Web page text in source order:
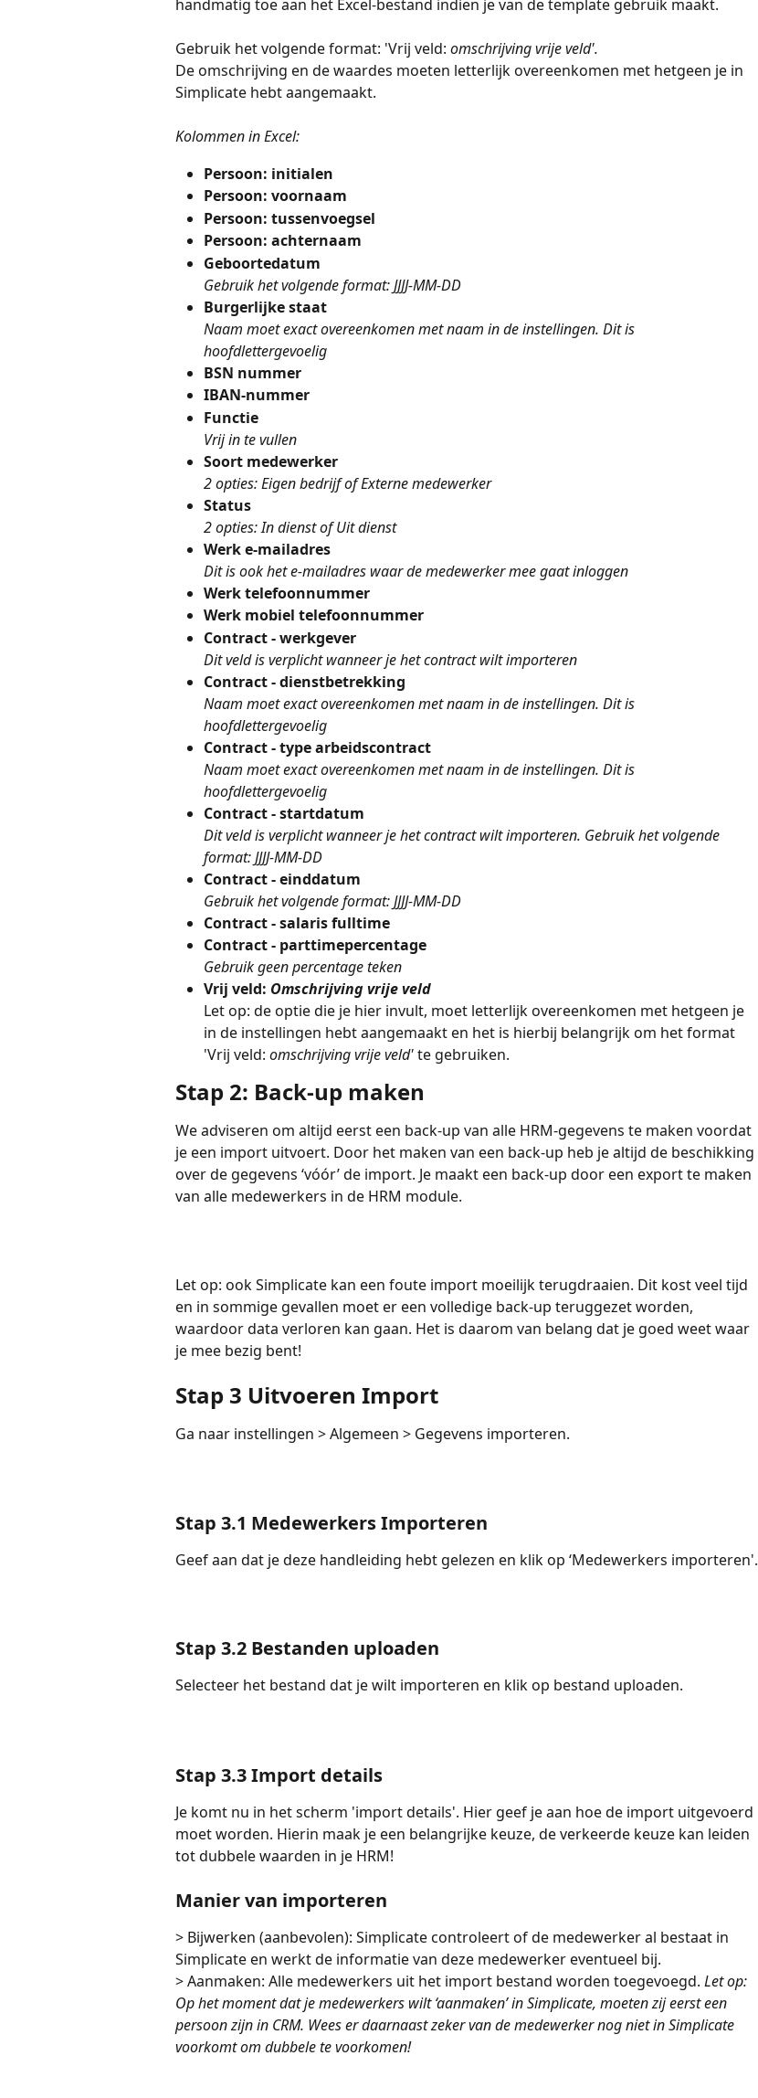
handmatig toe aan het Excel-bestand indien je van de template gebruik maakt.
Gebruik het volgende format: 'Vrij veld: omschrijving vrije veld'.
De omschrijving en de waardes moeten letterlijk overeenkomen met hetgeen je in
Simplicate hebt aangemaakt.
Kolommen in Excel:
Persoon: initialen
Persoon: voornaam
Persoon: tussenvoegsel
Persoon: achternaam
Geboortedatum
Gebruik het volgende format: JJJJ-MM-DD
Burgerlijke staat
Naam moet exact overeenkomen met naam in de instellingen. Dit is
hoofdlettergevoelig
BSN nummer
IBAN-nummer
Functie
Vrij in te vullen
Soort medewerker
2 opties: Eigen bedrijf of Externe medewerker
Status
2 opties: In dienst of Uit dienst
Werk e-mailadres
Dit is ook het e-mailadres waar de medewerker mee gaat inloggen
Werk telefoonnummer
Werk mobiel telefoonnummer
Contract - werkgever
Dit veld is verplicht wanneer je het contract wilt importeren
Contract - dienstbetrekking
Naam moet exact overeenkomen met naam in de instellingen. Dit is
hoofdlettergevoelig
Contract - type arbeidscontract
Naam moet exact overeenkomen met naam in de instellingen. Dit is
hoofdlettergevoelig
Contract - startdatum
Dit veld is verplicht wanneer je het contract wilt importeren. Gebruik het volgende
format: JJJJ-MM-DD
Contract - einddatum
Gebruik het volgende format: JJJJ-MM-DD
Contract - salaris fulltime
Contract - parttimepercentage
Gebruik geen percentage teken
Vrij veld: Omschrijving vrije veld
Let op: de optie die je hier invult, moet letterlijk overeenkomen met hetgeen je
in de instellingen hebt aangemaakt en het is hierbij belangrijk om het format
'Vrij veld: omschrijving vrije veld' te gebruiken.
Stap 2: Back-up maken
We adviseren om altijd eerst een back-up van alle HRM-gegevens te maken voordat
je een import uitvoert. Door het maken van een back-up heb je altijd de beschikking
over de gegevens ‘vóór’ de import. Je maakt een back-up door een export te maken
van alle medewerkers in de HRM module.
Let op: ook Simplicate kan een foute import moeilijk terugdraaien. Dit kost veel tijd
en in sommige gevallen moet er een volledige back-up teruggezet worden,
waardoor data verloren kan gaan. Het is daarom van belang dat je goed weet waar
je mee bezig bent!
Stap 3 Uitvoeren Import
Ga naar instellingen > Algemeen > Gegevens importeren.
Stap 3.1 Medewerkers Importeren
Geef aan dat je deze handleiding hebt gelezen en klik op ‘Medewerkers importeren'.
Stap 3.2 Bestanden uploaden
Selecteer het bestand dat je wilt importeren en klik op bestand uploaden.
Stap 3.3 Import details
Je komt nu in het scherm 'import details'. Hier geef je aan hoe de import uitgevoerd
moet worden. Hierin maak je een belangrijke keuze, de verkeerde keuze kan leiden
tot dubbele waarden in je HRM!
Manier van importeren
> Bijwerken (aanbevolen): Simplicate controleert of de medewerker al bestaat in
Simplicate en werkt de informatie van deze medewerker eventueel bij.
> Aanmaken: Alle medewerkers uit het import bestand worden toegevoegd. Let op:
Op het moment dat je medewerkers wilt ‘aanmaken’ in Simplicate, moeten zij eerst een
persoon zijn in CRM. Wees er daarnaast zeker van de medewerker nog niet in Simplicate
voorkomt om dubbele te voorkomen!